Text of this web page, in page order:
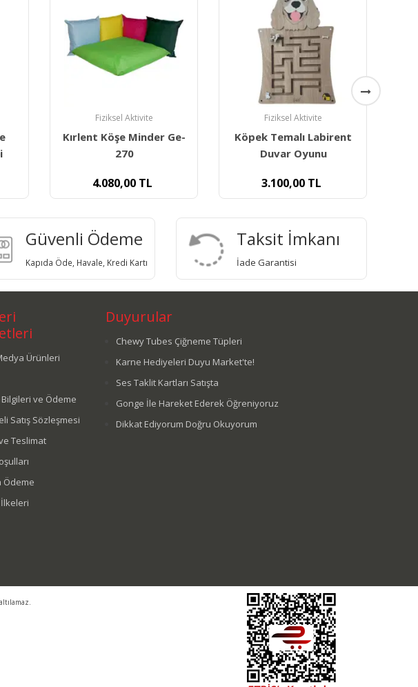
Fiziksel Aktivite
Köpek Temalı Labirent
Duvar Oyunu
3.100,00 TL
Fiziksel Aktivite
Stepping Stone - Dikenli
Denge Taşı - Kırmızı
375,00TL
Güvenli Ödeme
Kapıda Öde, Havale, Kredi Kartı
Taksit İmkanı
İade Garantisi
Ürünleri
ve Ödeme
Satış Sözleşmesi
Teslimat
Ödeme
Duyurular
Chewy Tubes Çiğneme Tüpleri
Karne Hediyeleri Duyu Market'te!
Ses Taklit Kartları Satışta
Gonge İle Hareket Ederek Öğreniyoruz
Dikkat Ediyorum Doğru Okuyorum